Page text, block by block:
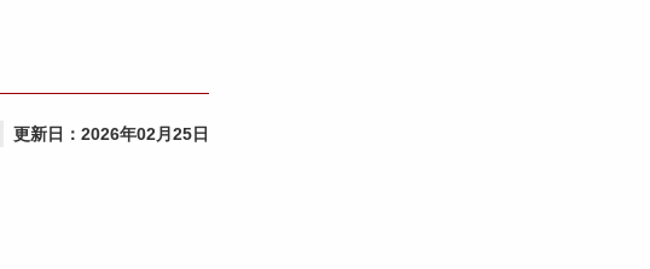
更新日： 2026年02月25日